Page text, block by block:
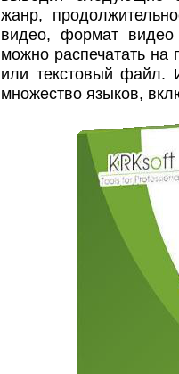
жанр,
видео, формат
можно распечатать на
или текстовый файл.
множество языков,